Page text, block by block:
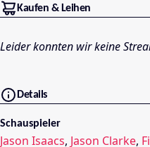
Kaufen & Leihen
Leider konnten wir keine
Details
Schauspieler
Jason Isaacs, Jason Clarke,